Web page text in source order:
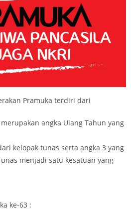
Pramuka terdiri dari
angka Ulang Tahun yang
kelopak tunas serta angka 3 yang
menjadi satu kesatuan yang
ke-63 :